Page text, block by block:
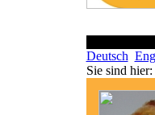
Deutsch
Sie sind hier: